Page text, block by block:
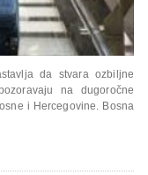
da stvara ozbiljne
na dugoročne
i Hercegovine. Bosna